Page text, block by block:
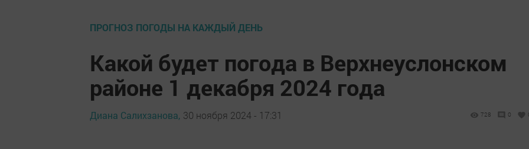
ПРОГНОЗ ПОГОДЫ НА КАЖДЫЙ ДЕНЬ
Какой будет погода в Верхнеуслонском
районе 1 декабря 2024 года
Диана Салихзанова, 30 ноября 2024 - 17:31 728 0